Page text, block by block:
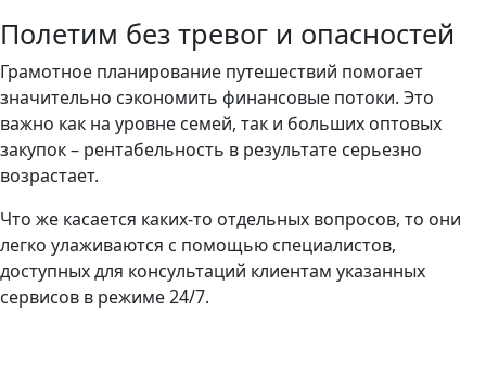
Полетим без тревог и опасностей
Грамотное планирование путешествий помогает
значительно сэкономить финансовые потоки. Это
важно как на уровне семей, так и больших оптовых
закупок – рентабельность в результате серьезно
возрастает.
Что же касается каких-то отдельных вопросов, то они
легко улаживаются с помощью специалистов,
доступных для консультаций клиентам указанных
сервисов в режиме 24/7.